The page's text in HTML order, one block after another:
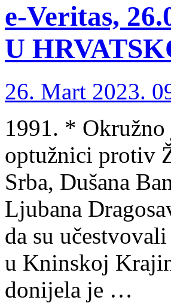
e-Veritas,
U
26. Mart 2023.
1991. *
optužnici protiv
Srba, Dušana
Ljubana
da su
u Kninskoj
donijela je …